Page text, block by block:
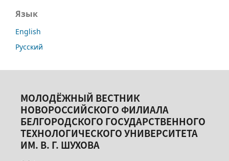
Язык
English
Русский
МОЛОДЁЖНЫЙ ВЕСТНИК
НОВОРОССИЙСКОГО ФИЛИАЛА
БЕЛГОРОДСКОГО ГОСУДАРСТВЕННОГО
ТЕХНОЛОГИЧЕСКОГО УНИВЕРСИТЕТА
ИМ. В. Г. ШУХОВА